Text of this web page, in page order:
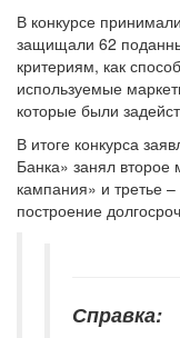
В конкурсе
защищали 62
критериям, как
используемые
которые были
В итоге конкурса
Банка» занял
кампания» и третье
построение
Справка: